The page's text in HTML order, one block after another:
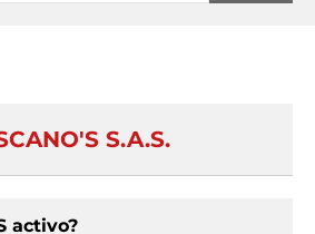
S.A.S.
activo?